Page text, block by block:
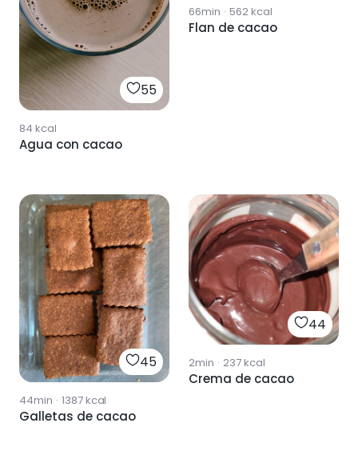
55
84 kcal
Agua con cacao
66min · 562kcal
Flan de cacao
45
44min · 1387kcal
Galletas de cacao
44
2min · 237kcal
Crema de cacao